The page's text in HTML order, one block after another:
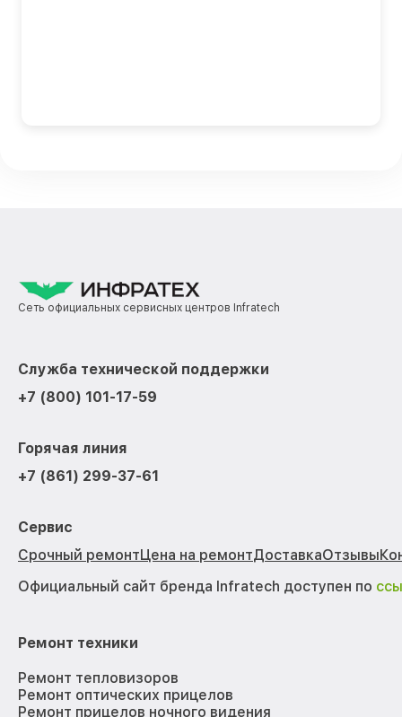
Сеть официальных сервисных центров Infratech
Служба технической поддержки
+7 (800) 101-17-59
Горячая линия
+7 (861) 299-37-61
Сервис
Срочный ремонтЦена на ремонтДоставкаОтзывы
Официальный сайт бренда Infratech доступен по
Ремонт техники
Ремонт тепловизоров
Ремонт оптических прицелов
Ремонт прицелов ночного видения